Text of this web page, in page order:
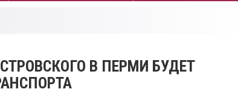
В ПЕРМИ БУДЕТ